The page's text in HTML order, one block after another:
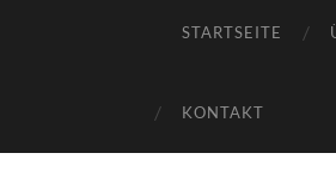
STARTSEITE
KONTAKT